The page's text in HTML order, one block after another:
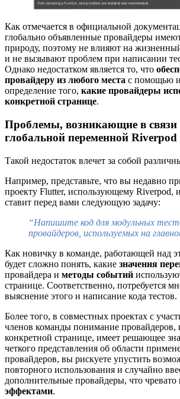
Как отмечается в официальной
глобально объявленные провайдеры
природу, поэтому не влияют на
и не вызывают проблем при написании
Однако недостатком является то, что
провайдеру из любого места с помощью
определение того, какие провайдеры
конкретной странице.
Проблемы, возникающие в связи
глобальной переменной Riverpod
Такой недостаток влечет за собой
Например, представьте, что вы недавно
проекту Flutter, использующему Riverpod,
ставит перед вами следующую задачу:
“Напишите код для модульных
провайдеров, используемых на
Как новичку в команде, работающей над
будет сложно понять, какие значения
провайдера и методы событий
странице. Соответственно, потребуется
выяснение этого и написание кода тестов.
Более того, в совместных проектах с
членов команды понимание провайдеров,
конкретной странице, имеет решающее
четкого представления об области
провайдеров, вы рискуете упустить
повторного использования и случайно
дополнительные провайдеры, что чревато
эффектами.